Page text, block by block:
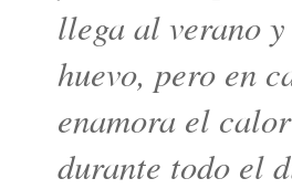
llega al verano
huevo, pero en
enamora el
durante todo el